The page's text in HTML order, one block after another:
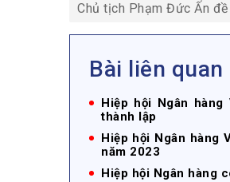
Chủ tịch Phạm Đức Ấn
Bài liên quan
Hiệp hội Ngân
thành lập
Hiệp hội Ngân hàng
năm 2023
Hiệp hội Ngân hàng